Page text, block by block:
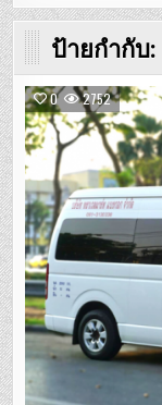
ป้ายกำกับ:
0 2752